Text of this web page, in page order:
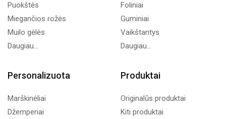
Puokštės
Miegančios rožės
Muilo gėlės
Daugiau...
Foliniai
Guminiai
Vaikštantys
Daugiau...
Personalizuota
Marškinėliai
Džemperiai
Produktai
Originalūs produktai
Kiti produktai